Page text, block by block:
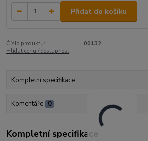
Přidat do košíku
Číslo produktu:
00132
Hlídat cenu / dostupnost
Kompletní specifikace
Komentáře 0
Kompletní specifikace